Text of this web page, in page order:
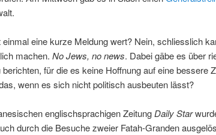
eine kurze Meldung wert? Nein, schliesslich
machen. No Jews, no news. Dabei gäbe es über
für die es keine Hoffnung auf eine bessere
wenn es sich nicht politisch ausbeuten lässt?
englischsprachigen ZeitungDaily Star
durch die Besuche zweier Fatah-Granden